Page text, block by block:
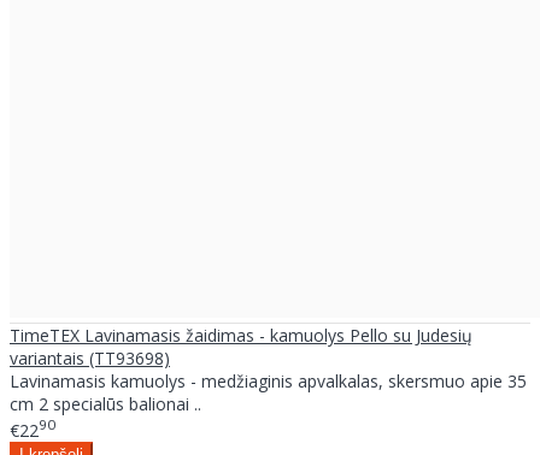
TimeTEX Lavinamasis žaidimas - kamuolys Pello su Judesių
variantais (TT93698)
Lavinamasis kamuolys - medžiaginis apvalkalas, skersmuo apie 35
cm 2 specialūs balionai ..
€2290